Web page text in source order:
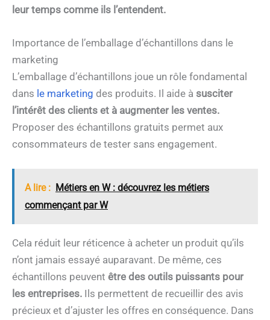
leur temps comme ils l’entendent.
Importance de l’emballage d’échantillons dans le
marketing
L’emballage d’échantillons joue un rôle fondamental
dans le marketing des produits. Il aide à susciter
l’intérêt des clients et à augmenter les ventes.
Proposer des échantillons gratuits permet aux
consommateurs de tester sans engagement.
A lire : Métiers en W : découvrez les métiers
commençant par W
Cela réduit leur réticence à acheter un produit qu’ils
n’ont jamais essayé auparavant. De même, ces
échantillons peuvent être des outils puissants pour
les entreprises. Ils permettent de recueillir des avis
précieux et d’ajuster les offres en conséquence. Dans